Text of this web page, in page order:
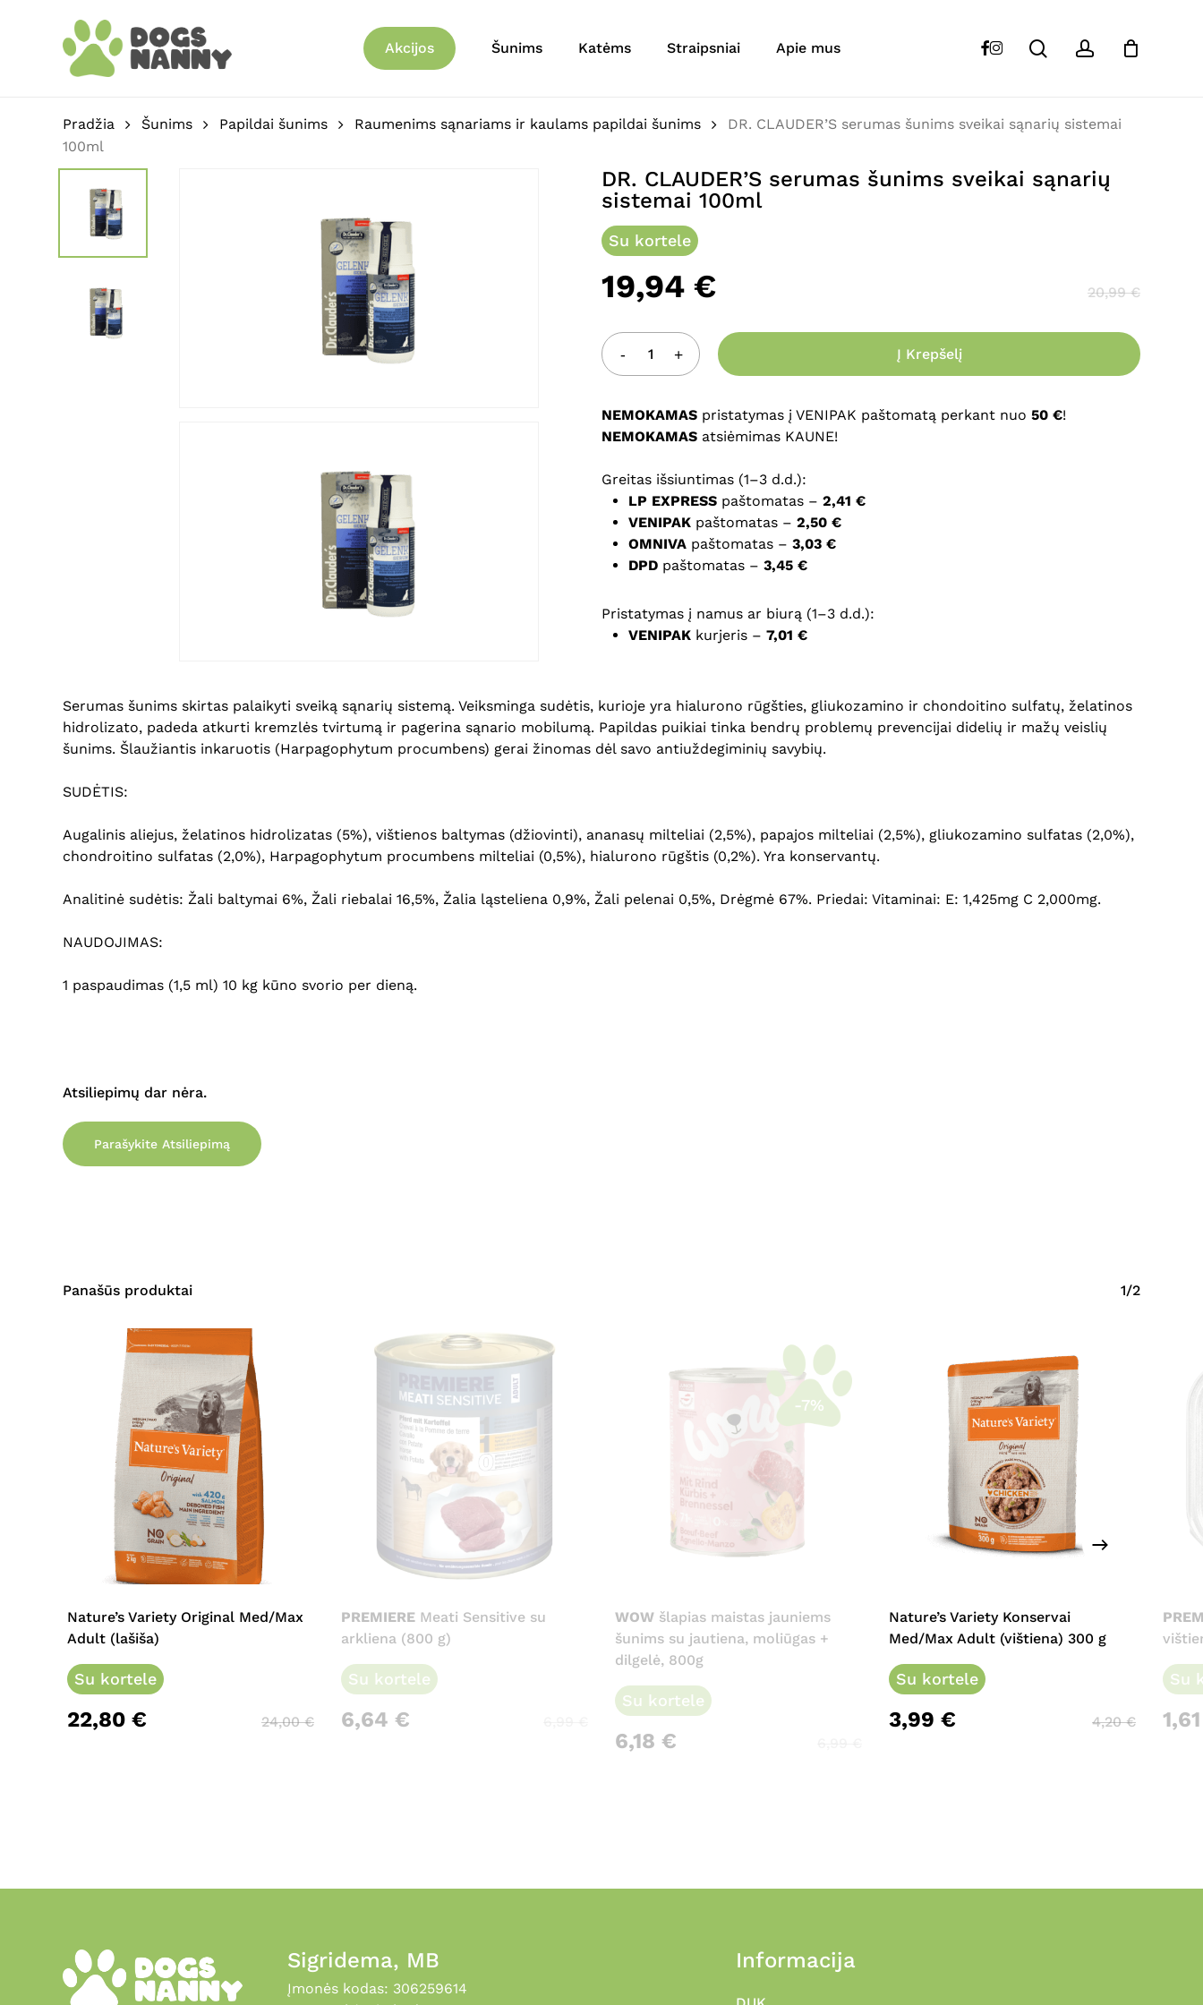
Akcijos Šunims Katėms Straipsniai Apie mus facebook
instagram searchaccount
Pradžia Šunims Papildai šunims Raumenims sąnariams ir kaulams papildai šunims
DR. CLAUDER’S serumas šunims sveikai sąnarių sistemai
100ml
DR. CLAUDER’S serumas šunims sveikai sąnarių
sistemai 100ml
Su kortele
19,94 € 20,99€
Į Krepšelį
NEMOKAMAS pristatymas į VENIPAK paštomatą perkant nuo 50 €!
NEMOKAMAS atsiėmimas KAUNE!
Greitas išsiuntimas (1–3 d.d.):
LP EXPRESS paštomatas – 2,41 €
VENIPAK paštomatas – 2,50 €
OMNIVA paštomatas – 3,03 €
DPD paštomatas – 3,45 €
Pristatymas į namus ar biurą (1–3 d.d.):
VENIPAK kurjeris – 7,01 €
Serumas šunims skirtas palaikyti sveiką sąnarių sistemą. Veiksminga sudėtis, kurioje yra hialurono rūgšties, gliukozamino ir chondoitino sulfatų, želatinos
hidrolizato, padeda atkurti kremzlės tvirtumą ir pagerina sąnario mobilumą. Papildas puikiai tinka bendrų problemų prevencijai didelių ir mažų veislių
šunims. Šlaužiantis inkaruotis (Harpagophytum procumbens) gerai žinomas dėl savo antiuždegiminių savybių.
SUDĖTIS:
Augalinis aliejus, želatinos hidrolizatas (5%), vištienos baltymas (džiovinti), ananasų milteliai (2,5%), papajos milteliai (2,5%), gliukozamino sulfatas (2,0%),
chondroitino sulfatas (2,0%), Harpagophytum procumbens milteliai (0,5%), hialurono rūgštis (0,2%). Yra konservantų.
Analitinė sudėtis: Žali baltymai 6%, Žali riebalai 16,5%, Žalia ląsteliena 0,9%, Žali pelenai 0,5%, Drėgmė 67%. Priedai: Vitaminai: E: 1,425mg C 2,000mg.
NAUDOJIMAS:
1 paspaudimas (1,5 ml) 10 kg kūno svorio per dieną.
Atsiliepimų dar nėra.
Parašykite Atsiliepimą
Panašūs produktai 1/2
product
multiple
variants.
options
may
be
Nature’s Variety Original Med/Max
Adult (lašiša)
Su kortele
22,80 € 24,00€
PREMIERE Meati Sensitive su
arkliena (800 g)
Su kortele
6,64 €
-7%
WOW šlapias maistas jauniems
šunims su jautiena, moliūgas +
dilgelė, 800g
Su kortele
6,18 €
Nature’s Variety Konservai
Med/Max Adult (vištiena) 300 g
Su kortele
3,99 € 4,20€
Su
Sigridema, MB
Įmonės kodas: 306259614
Informacija
Būkite pirmas aprašęs “DR. CLAUDER’S serumas šunims sveikai
Jūsų atsiliepimas*
Pavadinimas *
Noriu savo interneto naršyklėje išsaugoti vardą, el. pašto adresą ir interneto
komentarą.